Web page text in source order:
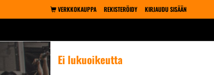
VERKKOKAUPPA REKISTERÖIDY KIRJAUDU SISÄÄN
Ei lukuoikeutta